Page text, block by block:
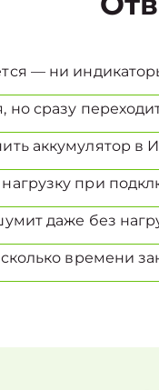
— ни
сразу
аккумулятор в
при
даже без
сколько времени